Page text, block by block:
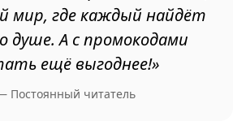
мир, где каждый найдёт
душе. А с промокодами
ещё выгоднее!»
Постоянный читатель